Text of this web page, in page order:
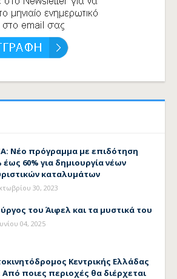
Νέο πρόγραμμα με επιδότηση
έως 60% για δημιουργία νέων
καταλυμάτων
30, 2023
του Άιφελ και τα μυστικά του
04, 2025
Κεντρικής Ελλάδας
Από ποιες περιοχές θα διέρχεται